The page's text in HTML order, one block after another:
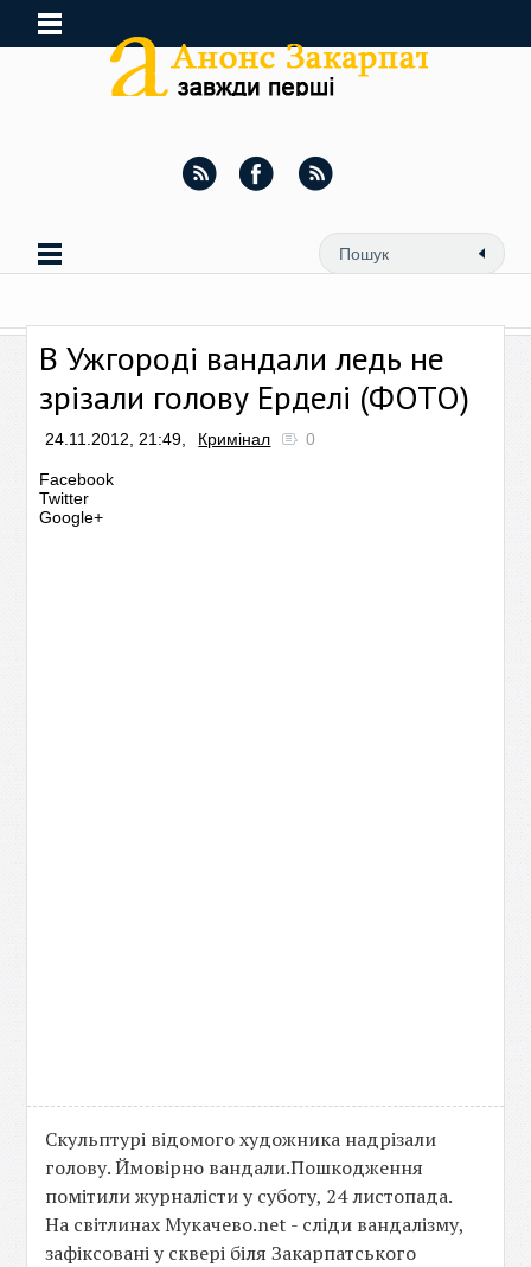
В Ужгороді вандали ледь не
зрізали голову Ерделі (ФОТО)
24.11.2012, 21:49, Кримінал 0
Facebook
Twitter
Google+
Скульптурі відомого художника надрізали
голову. Ймовірно вандали.Пошкодження
помітили журналісти у суботу, 24 листопада.
На світлинах Мукачево.net - сліди вандалізму,
зафіксовані у сквері біля Закарпатського